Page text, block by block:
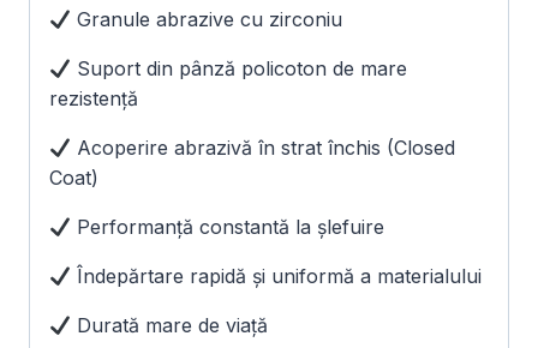
Granule abrazive cu zirconiu
Suport din pânză policoton de mare
rezistență
Acoperire abrazivă în strat închis (Closed
Coat)
Performanță constantă la șlefuire
Îndepărtare rapidă și uniformă a materialului
Durată mare de viață